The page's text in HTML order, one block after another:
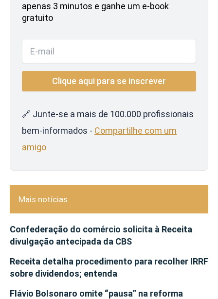
apenas 3 minutos e ganhe um e-book
gratuito
🔗 Junte-se a mais de 100.000 profissionais
bem-informados - Compartilhe com um
amigo
Mais notícias
Confederação do comércio solicita à Receita
divulgação antecipada da CBS
Receita detalha procedimento para recolher IRRF
sobre dividendos; entenda
Flávio Bolsonaro omite “pausa” na reforma